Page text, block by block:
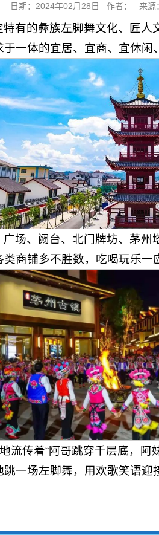
日期：2024年02月28日 作者： 来
有的彝族左脚舞文化、匠人
一体的宜居、宜商、宜休闲
场、阙台、北门牌坊、茅
商铺多不胜数，吃喝玩乐一
流传着“阿哥跳穿千层底，
一场左脚舞，用欢歌笑语迎